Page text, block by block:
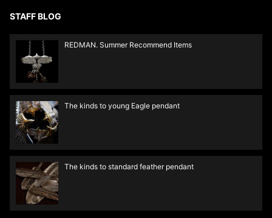
STAFF BLOG
REDMAN. Summer Recommend Items
The kinds to young Eagle pendant
The kinds to standard feather pendant